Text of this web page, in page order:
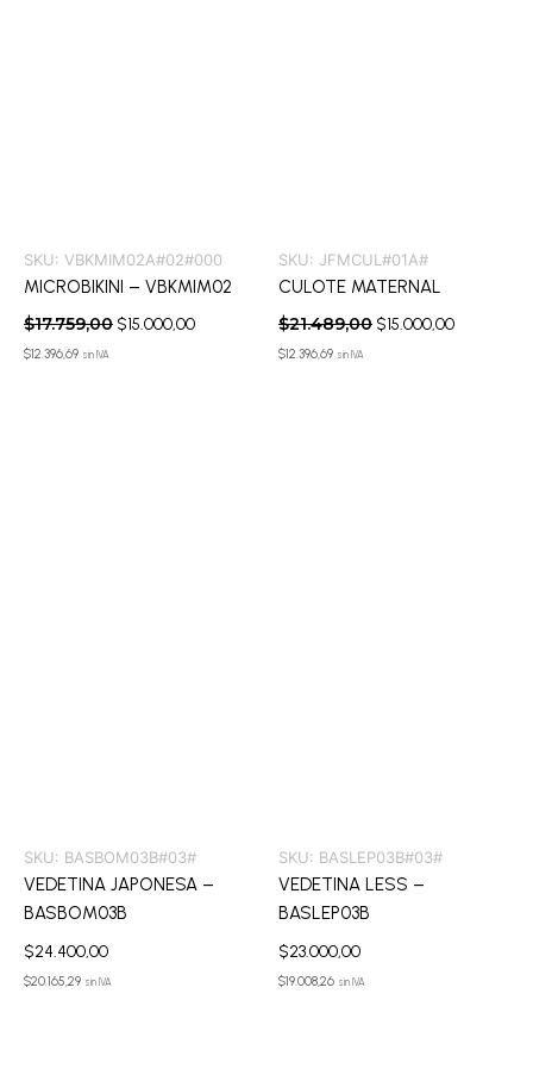
SKU: VBKMIM02A#02#000
MICROBIKINI – VBKMIM02
$17.759,00 $15.000,00
$12.396,69 sin IVA
SKU: JFMCUL#01A#
CULOTE MATERNAL
$21.489,00 $15.000,00
$12.396,69 sin IVA
SKU: BASBOM03B#03#
VEDETINA JAPONESA –
BASBOM03B
$24.400,00
$20.165,29 sin IVA
SKU: BASLEP03B#03#
VEDETINA LESS –
BASLEP03B
$23.000,00
$19.008,26 sin IVA